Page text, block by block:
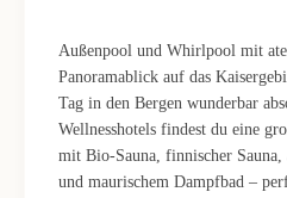
Außenpool und Whirlpool mit
Panoramablick auf das
Tag in den Bergen wunderbar
Wellnesshotels findest du eine
mit Bio-Sauna, finnischer
und maurischem Dampfbad –